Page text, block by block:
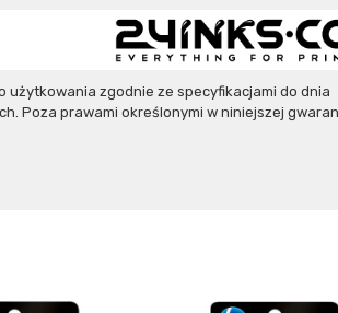
użytkowania zgodnie ze specyfikacjami do dnia
Poza prawami określonymi w niniejszej